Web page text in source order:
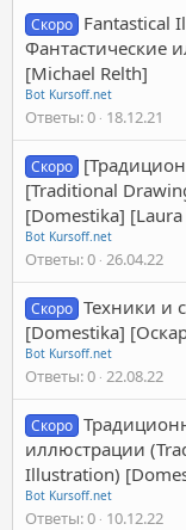
Скоро Fantastical
Фантастические
[Michael Relth]
Bot Kursoff.net
Ответы 0 18.12.21
Скоро
[Traditional
[Domestika]
Bot Kursoff.net
Ответы 0 26.04.22
Скоро Техники и
[Domestika]
Bot Kursoff.net
Ответы 0 22.08.22
Скоро
иллюстрации
Illustration)
Bot Kursoff.net
Ответы 0 10.12.22